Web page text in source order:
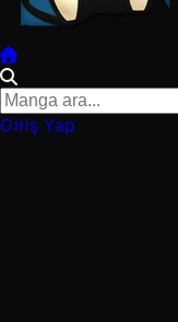
Giriş Yap